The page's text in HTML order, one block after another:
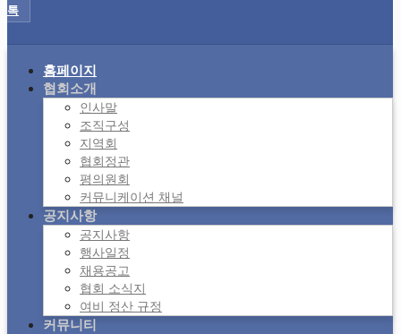
톡
홈페이지
협회소개
인사말
조직구성
지역회
협회정관
평의원회
커뮤니케이션 채널
공지사항
공지사항
행사일정
채용공고
협회 소식지
여비 정산 규정
커뮤니티